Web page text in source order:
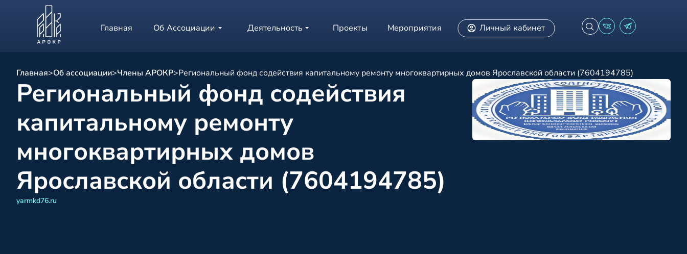
Главная Об Ассоциации Деятельность Проекты Мероприятия Личный кабинет
Главная>Об ассоциации>Члены АРОКР>Региональный фонд содействия капитальному ремонту многоквартирных домов Ярославской области (7604194785)
Региональный фонд содействия
капитальному ремонту
многоквартирных домов
Ярославской области (7604194785)
yarmkd76.ru